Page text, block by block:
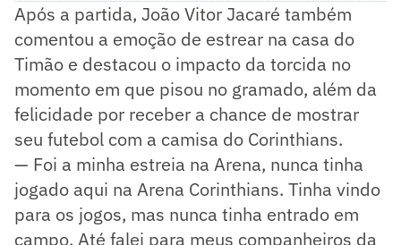
Após a partida, João Vitor Jacaré também
comentou a emoção de estrear na casa do
Timão e destacou o impacto da torcida no
momento em que pisou no gramado, além da
felicidade por receber a chance de mostrar
seu futebol com a camisa do Corinthians.
— Foi a minha estreia na Arena, nunca tinha
jogado aqui na Arena Corinthians. Tinha vindo
para os jogos, mas nunca tinha entrado em
campo. Até falei para meus companheiros da